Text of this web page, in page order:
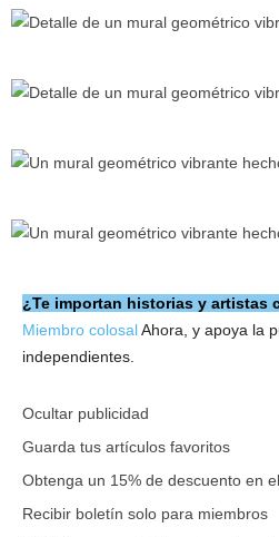
¿Te importan historias y artistas
Miembro colosalAhora, y apoya la
independientes.
Ocultar publicidad
Guarda tus artículos favoritos
Obtenga un 15% de descuento en el
Recibir boletín solo para miembros